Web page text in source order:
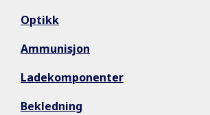
Optikk
Ammunisjon
Ladekomponenter
Bekledning